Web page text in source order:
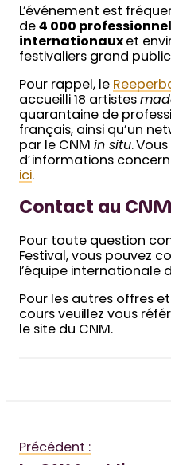
L’événement est
de 4 000
internationaux et
festivaliers grand
Pour rappel, le
accueilli 18 artistes
quarantaine de
français, ainsi qu’un
par le CNM in situ.
d’informations
ici.
Contact au CNM
Pour toute question
Festival, vous pouvez
l’équipe internationale
Pour les autres offres
cours veuillez vous
le site du CNM.
Précédent :